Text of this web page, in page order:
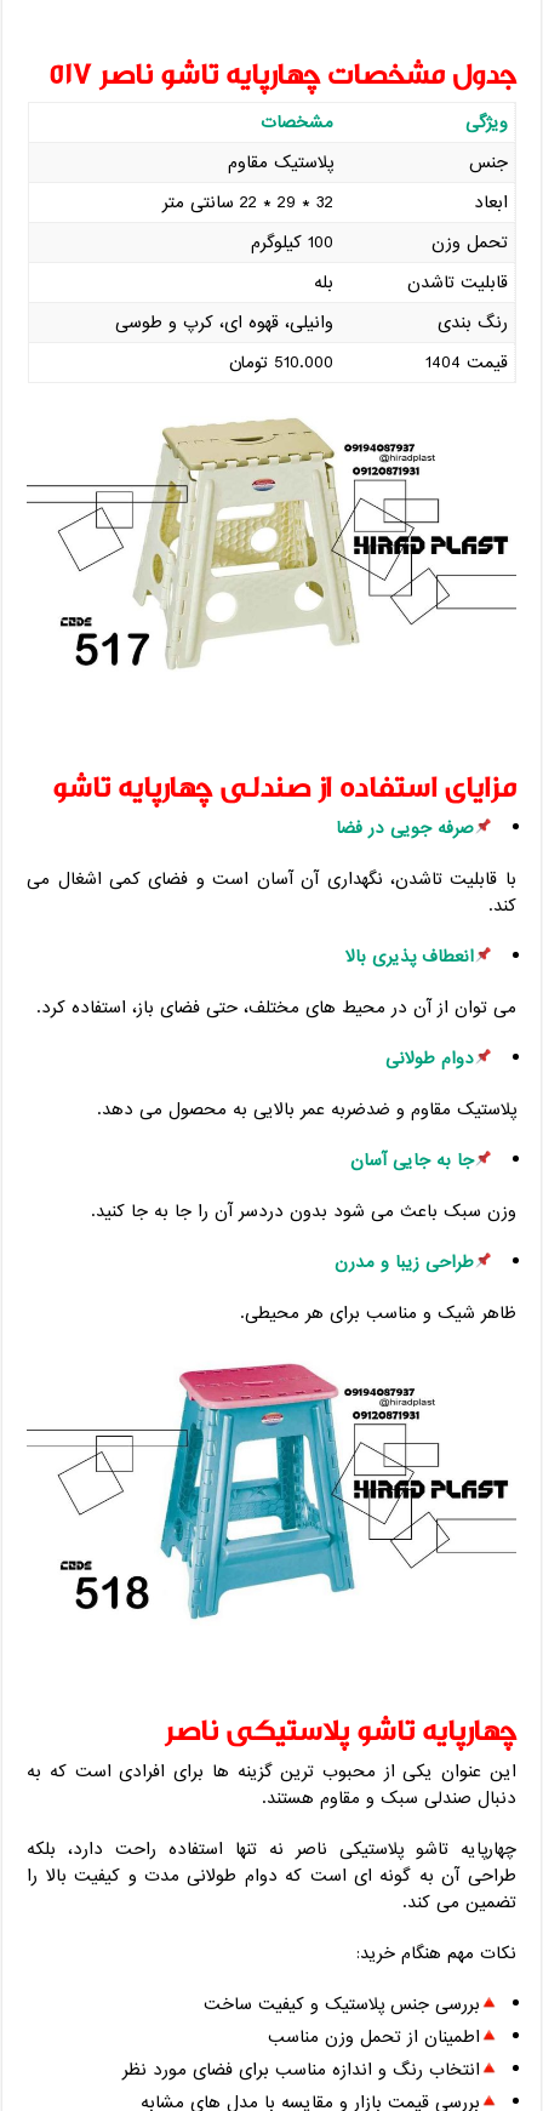
جدول مشخصات چهارپایه تاشو ناصر 517
ویژگی
مشخصات
جنس
پلاستیک مقاوم
ابعاد
32 * 29 * 22 سانتی‌ متر
تحمل وزن
100 کیلوگرم
قابلیت تاشدن
بله
رنگ ‌بندی
وانیلی، قهوه ای، کرپ و طوسی
قیمت 1404
510.000 تومان
مزایای استفاده از صندلی چهارپایه تاشو
صرفه‌ جویی در فضا
با قابلیت تاشدن، نگهداری آن آسان است و فضای کمی اشغال می
‌کند.
انعطاف‌ پذیری بالا
می ‌توان از آن در محیط ‌های مختلف، حتی فضای باز، استفاده کرد.
دوام طولانی
پلاستیک مقاوم و ضدضربه عمر بالایی به محصول می ‌دهد.
جا به‌ جایی آسان
وزن سبک باعث می ‌شود بدون دردسر آن را جا به ‌جا کنید.
طراحی زیبا و مدرن
ظاهر شیک و مناسب برای هر محیطی.
چهارپایه تاشو پلاستیکی ناصر
این عنوان یکی از محبوب‌ ترین گزینه ‌ها برای افرادی است که به
دنبال صندلی سبک و مقاوم هستند.
چهارپایه تاشو پلاستیکی ناصر نه تنها استفاده راحت دارد، بلکه
طراحی آن به گونه ‌ای است که دوام طولانی مدت و کیفیت بالا را
تضمین می ‌کند.
نکات مهم هنگام خرید:
بررسی جنس پلاستیک و کیفیت ساخت
اطمینان از تحمل وزن مناسب
انتخاب رنگ و اندازه مناسب برای فضای مورد نظر
بررسی قیمت بازار و مقایسه با مدل ‌های مشابه